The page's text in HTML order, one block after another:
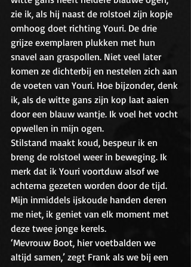
zie ik, als hij naast de rolstoel zijn kopje
omhoog doet richting Youri. De drie
grijze exemplaren plukken met hun
snavel aan graspollen. Niet veel later
komen ze dichterbij en nestelen zich aan
de voeten van Youri. Hoe bijzonder, denk
ik, als de witte gans zijn kop laat aaien
door een blauw wantje. Ik voel het vocht
opwellen in mijn ogen.
Stilstand maakt koud, bespeur ik en
breng de rolstoel weer in beweging. Ik
merk dat ik Youri voortduw alsof we
achterna gezeten worden door de tijd.
Mijn inmiddels ijskoude handen deren
me niet, ik geniet van elk moment met
deze twee jonge kerels.
‘Mevrouw Boot, hier voetbalden we
altijd samen,’ zegt Frank als we bij een